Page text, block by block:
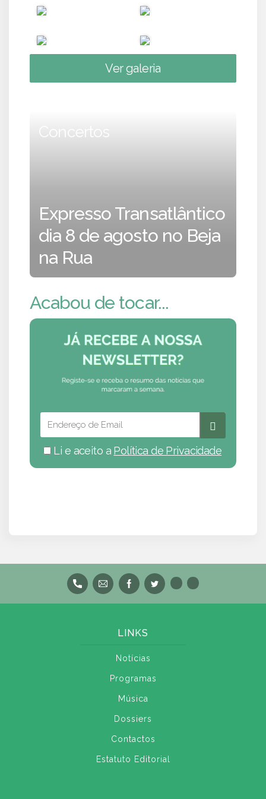
Ver galeria
Concertos
Expresso Transatlântico
dia 8 de agosto no Beja
na Rua
Acabou de tocar...
Li e aceito a Política de Privacidade
LINKS
Notícias
Programas
Música
Dossiers
Contactos
Estatuto Editorial